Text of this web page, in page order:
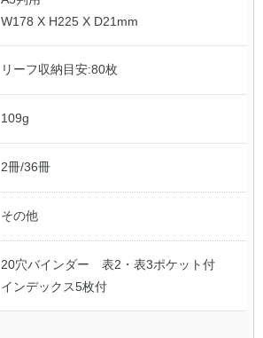
W178 X H225 X D21mm
リーフ収納目安:80枚
109g
2冊/36冊
その他
20穴バインダー 表2・表3ポケット付
インデックス5枚付